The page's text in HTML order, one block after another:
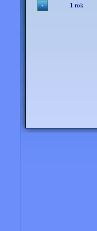
1 rok